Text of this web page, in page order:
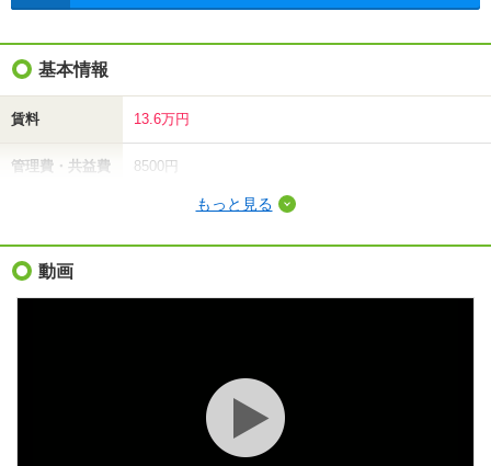
基本情報
賃料 13.6万円
管理費・共益費 8500円
礼金（敷引・償
却金）
/鉄筋コン
2023年12月
もっと見る
動画